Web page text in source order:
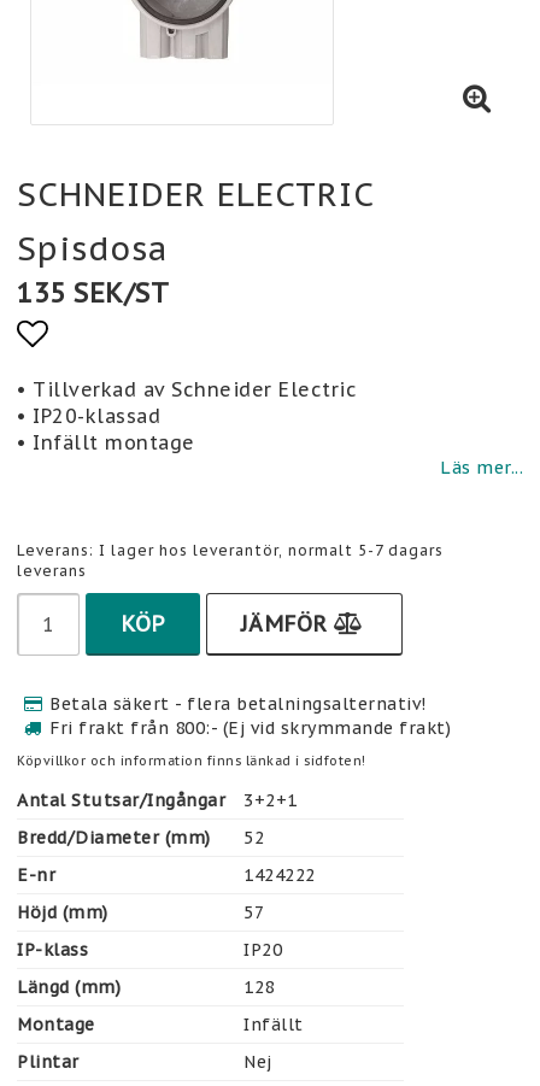
SCHNEIDER ELECTRIC
Spisdosa
135 SEK/ST
Lägg till i favoritlistan
• Tillverkad av Schneider Electric
• IP20-klassad
• Infällt montage
Läs mer...
Leverans: I lager hos leverantör, normalt 5-7 dagars
leverans
KÖP JÄMFÖR
Betala säkert - flera betalningsalternativ!
Fri frakt från 800:- (Ej vid skrymmande frakt)
Köpvillkor och information finns länkad i sidfoten!
Antal Stutsar/Ingångar
3+2+1
Bredd/Diameter (mm)
52
E-nr
1424222
Höjd (mm)
57
IP-klass
IP20
Längd (mm)
128
Montage
Infällt
Plintar
Nej